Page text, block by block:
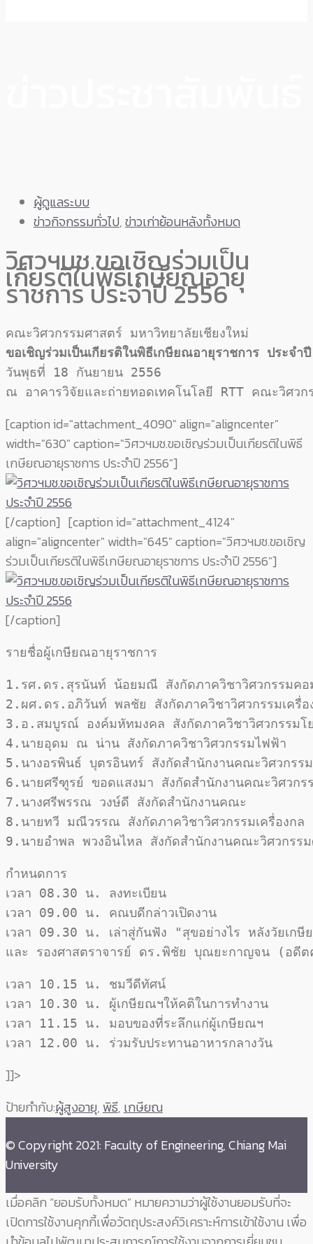
ผู้ดูแลระบบ
ข่าวกิจกรรมทั่วไป,ข่าวเก่าย้อนหลังทั้งหมด
วิศวฯมช.ขอเชิญร่วมเป็น
เกียรติในพิธีเกษียณอายุ
ราชการ ประจำปี 2556
ขอเชิญร่วมเป็นเกียรติในพิธีเกษียณอายุราชการ ประจำ
วันพุธที่ 18 กันยายน 2556
ณ อาคารวิจัยและถ่ายทอดเทคโนโลยี RTT คณะวิศวก
[caption id="attachment_4090" align="aligncenter"
width="630" caption="วิศวฯมช.ขอเชิญร่วมเป็นเกียรติในพิธี
เกษียณอายุราชการ ประจำปี 2556"]
[/caption] [caption id="attachment_4124"
align="aligncenter" width="645" caption="วิศวฯมช.ขอเชิญ
ร่วมเป็นเกียรติในพิธีเกษียณอายุราชการ ประจำปี 2556"]
[/caption]
รายชื่อผู้เกษียณอายุราชการ
1.รศ.ดร.สุรนันท์ น้อยมณี สังกัดภาควิชาวิศวกรรมคอ
2.ผศ.ดร.อภิวันท์ พลชัย สังกัดภาควิชาวิศวกรรมเครื่อ
3.อ.สมบูรณ์ องค์มหัทมงคล สังกัดภาควิชาวิศวกรรมโ
4.นายอุดม ณ น่าน สังกัดภาควิชาวิศวกรรมไฟฟ้า
5.นางอรพินธ์ บุตรอินทร์ สังกัดสำนักงานคณะวิศวกรร
6.นายศรีฑูรย์ ขอดแสงมา สังกัดสำนักงานคณะวิศวกร
7.นางศรีพรรณ วงษ์ดี สังกัดสำนักงานคณะ
8.นายทวี มณีวรรณ สังกัดภาควิชาวิศวกรรมเครื่องกล
9.นายอำพล พวงอินไหล สังกัดสำนักงานคณะวิศวกรร
กำหนดการ
เวลา 08.30 น. ลงทะเบียน
เวลา 09.00 น. คณบดีกล่าวเปิดงาน
เวลา 09.30 น. เล่าสู่กันฟัง "สุขอย่างไร หลังวัยเ
และ รองศาสตราจารย์ ดร.พิชัย บุณยะกาญจน (อดี
เวลา 10.15 น. ชมวีดีทัศน์
เวลา 10.30 น. ผู้เกษียณฯให้คติในการทำงาน
เวลา 11.15 น. มอบของที่ระลึกแก่ผู้เกษียณฯ
เวลา 12.00 น. ร่วมรับประทานอาหารกลางวัน
]]>
ป้ายกำกับ:ผู้สูงอายุ, พิธี, เกษียณ
© Copyright 2021: Faculty of Engineering, Chiang Mai
University
เมื่อคลิก “ยอมรับทั้งหมด” หมายความว่าผู้ใช้งานยอมรับที่จะ
เปิดการใช้งานคุกกี้เพื่อวัตถุประสงค์วิเคราะห์การเข้าใช้งาน เพื่อ